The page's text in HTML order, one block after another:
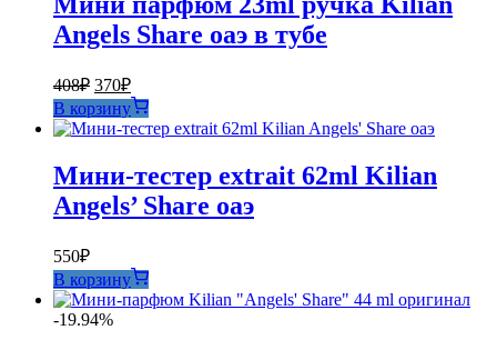
Angels Share оаэ в тубе
408₽ Первоначальная
цена
составляла
370₽Текущая
цена:
370₽.
В корзину
Мини-тестер extrait 62ml Kilian
Angels’ Share оаэ
550₽
В корзину
-19.94%